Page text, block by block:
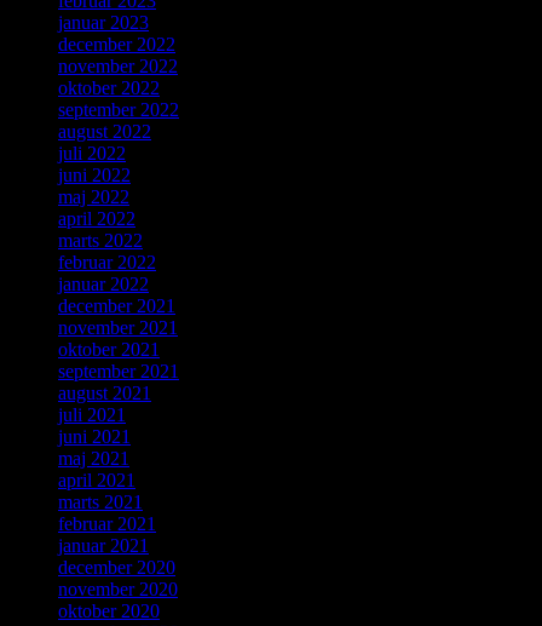
januar 2023
december 2022
november 2022
oktober 2022
september 2022
august 2022
juli 2022
juni 2022
maj 2022
april 2022
marts 2022
februar 2022
januar 2022
december 2021
november 2021
oktober 2021
september 2021
august 2021
juli 2021
juni 2021
maj 2021
april 2021
marts 2021
februar 2021
januar 2021
december 2020
november 2020
oktober 2020